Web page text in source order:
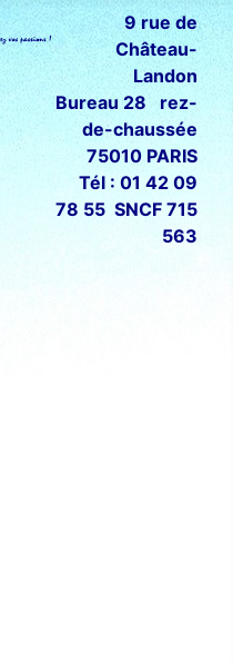
9 rue de
Château-
Landon
Bureau 28 rez-
de-chaussée
75010 PARIS
Tél : 01 42 09
78 55 SNCF 715
563